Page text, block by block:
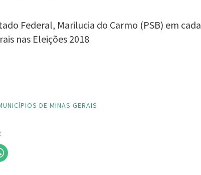
Federal, Marilucia do Carmo (PSB) em cada
nas Eleições 2018
DE MINAS GERAIS